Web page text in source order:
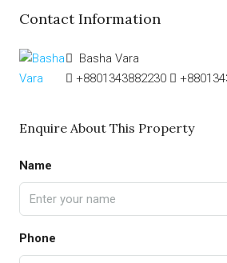
Contact Information
Basha Vara
+8801343882230
Enquire About This Property
Name
Phone